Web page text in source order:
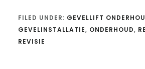
FILED UNDER: GEVELLIFT
GEVELINSTALLATIE, ONDERHOUD,
REVISIE